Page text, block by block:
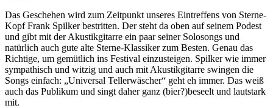
Das Geschehen wird zum Zeitpunkt unseres Eintreffens von Sterne-
Kopf Frank Spilker bestritten. Der steht da oben auf seinem Podest
und gibt mit der Akustikgitarre ein paar seiner Solosongs und
natürlich auch gute alte Sterne-Klassiker zum Besten. Genau das
Richtige, um gemütlich ins Festival einzusteigen. Spilker wie immer
sympathisch und witzig und auch mit Akustikgitarre swingen die
Songs einfach: „Universal Tellerwäscher“ geht eh immer. Das weiß
auch das Publikum und singt daher ganz (bier?)beseelt und lautstark
mit.